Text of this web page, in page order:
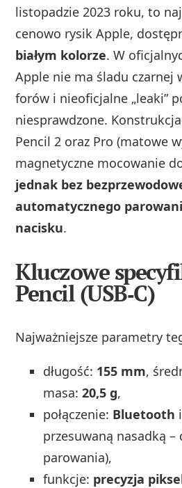
listopadzie 2023 roku, to
cenowo rysik Apple,
białym kolorze. W
Apple nie ma śladu czarnej
forów i nieoficjalne „leaki”
niesprawdzone.
Pencil 2 oraz Pro (matowe
magnetyczne mocowanie
jednak bez
automatycznego
nacisku.
Kluczowe
Pencil (USB‑C)
Najważniejsze parametry
długość: 155 mm,
masa:20,5 g,
połączenie: Bluetooth
przesuwaną nasadką –
parowania),
funkcje: precyzja